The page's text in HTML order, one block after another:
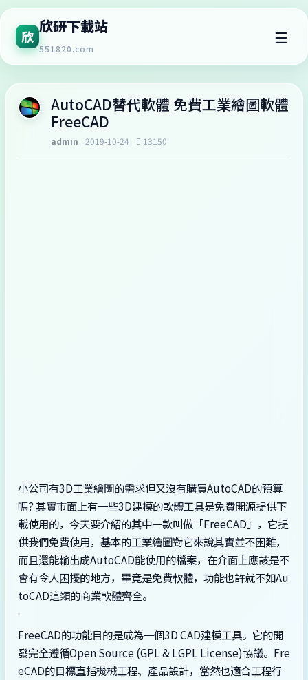
欣
欣研下載站
551820.com
☰
AutoCAD替代軟體 免費工業繪圖軟體
FreeCAD
admin 2019-10-24 13150
小公司有3D工業繪圖的需求但又沒有購買AutoCAD的預算
嗎? 其實市面上有一些3D建模的軟體工具是免費開源提供下
載使用的，今天要介紹的其中一款叫做「FreeCAD」，它提
供我們免費使用，基本的工業繪圖對它來說其實並不困難，
而且還能輸出成AutoCAD能使用的檔案，在介面上應該是不
會有令人困擾的地方，畢竟是免費軟體，功能也許就不如Au
toCAD這類的商業軟體齊全。
FreeCAD的功能目的是成為一個3D CAD建模工具。它的開
發完全遵循Open Source (GPL & LGPL License)協議。Fre
eCAD的目標直指機械工程、產品設計，當然也適合工程行